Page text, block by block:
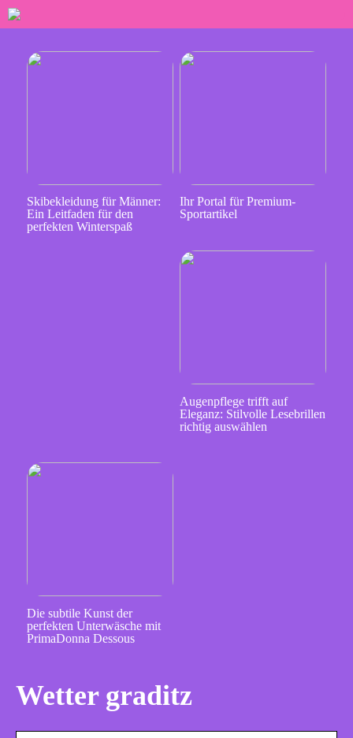
Skibekleidung für Männer:
Ein Leitfaden für den
perfekten Winterspaß
Ihr Portal für Premium-
Sportartikel
Augenpflege trifft auf
Eleganz: Stilvolle Lesebrillen
richtig auswählen
Die subtile Kunst der
perfekten Unterwäsche mit
PrimaDonna Dessous
Wetter graditz